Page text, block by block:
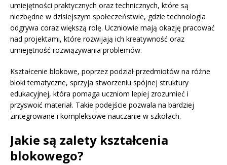
umiejętności praktycznych oraz technicznych, które są
niezbędne w dzisiejszym społeczeństwie, gdzie technologia
odgrywa coraz większą rolę. Uczniowie mają okazję pracować
nad projektami, które rozwijają ich kreatywność oraz
umiejętność rozwiązywania problemów.
Kształcenie blokowe, poprzez podział przedmiotów na różne
bloki tematyczne, sprzyja stworzeniu spójnej struktury
edukacyjnej, która pomaga uczniom lepiej zrozumieć i
przyswoić materiał. Takie podejście pozwala na bardziej
zintegrowane i kompleksowe nauczanie w szkołach.
Jakie są zalety kształcenia
blokowego?